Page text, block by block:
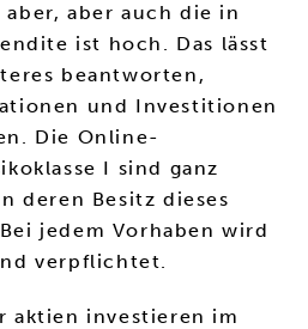
aber auch die in
ist hoch. Das lässt
beantworten,
und Investitionen
Die Online-
I sind ganz
deren Besitz dieses
jedem Vorhaben wird
verpflichtet.
aktien investieren im